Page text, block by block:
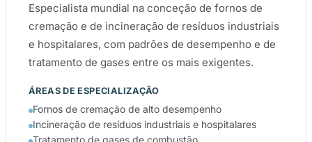
Especialista mundial na conceção de fornos de
cremação e de incineração de resíduos industriais
e hospitalares, com padrões de desempenho e de
tratamento de gases entre os mais exigentes.
ÁREAS DE ESPECIALIZAÇÃO
Fornos de cremação de alto desempenho
Incineração de resíduos industriais e hospitalares
Tratamento de gases de combustão